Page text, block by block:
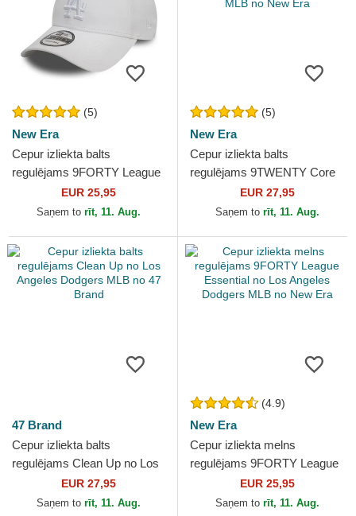
(5)
New Era
Cepur izliekta balts
regulējams 9FORTY League
Essential no Los Angeles
Dodgers MLB no New Era
EUR 25,95
Saņem to rīt, 11. Aug.
(5)
New Era
Cepur izliekta balts
regulējams 9TWENTY Core
Classic no Los Angeles
Dodgers MLB no New Era
EUR 27,95
Saņem to rīt, 11. Aug.
47 Brand
Cepur izliekta balts
regulējams Clean Up no Los
Angeles Dodgers MLB no 47
Brand
EUR 27,95
Saņem to rīt, 11. Aug.
(4.9)
New Era
Cepur izliekta melns
regulējams 9FORTY League
Essential no Los Angeles
Dodgers MLB no New Era
EUR 25,95
Saņem to rīt, 11. Aug.